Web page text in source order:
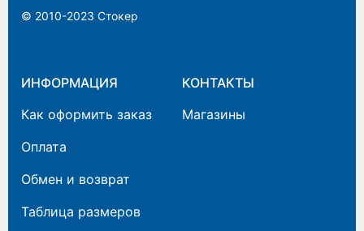
© 2010-2023 Cтокер
ИНФОРМАЦИЯ
Как оформить заказ
Оплата
Обмен и возврат
Таблица размеров
КОНТАКТЫ
Магазины